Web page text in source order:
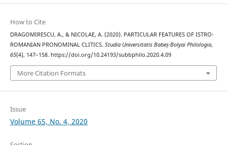
How to Cite
DRAGOMIRESCU, A., & NICOLAE, A. (2020). PARTICULAR FEATURES OF ISTRO-
ROMANIAN PRONOMINAL CLITICS. Studia Universitatis Babeș-Bolyai Philologia,
65(4), 147–158. https://doi.org/10.24193/subbphilo.2020.4.09
More Citation Formats
Issue
Volume 65, No. 4, 2020